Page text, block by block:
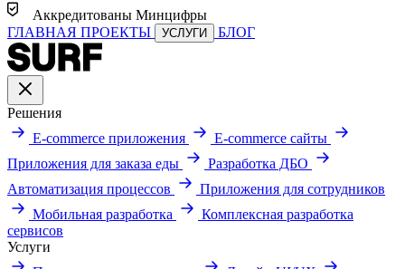
Аккредитованы Минцифры
ГЛАВНАЯ ПРОЕКТЫ УСЛУГИ БЛОГ
Решения
E-commerce приложения
E-commerce сайты
Приложения для заказа еды
Разработка ДБО
Автоматизация процессов
Приложения для сотрудников
Мобильная разработка
Комплексная разработка
сервисов
Услуги